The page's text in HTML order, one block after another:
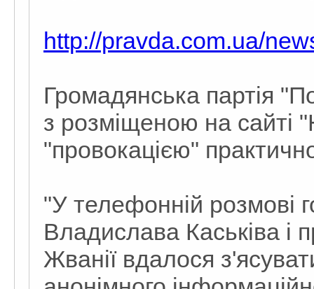
http://pravda.com.ua/
Громадянська партія
з розміщеною на сайті
"провокацією"
"У телефонній розмові
Владислава Каськіва
Жванії вдалося